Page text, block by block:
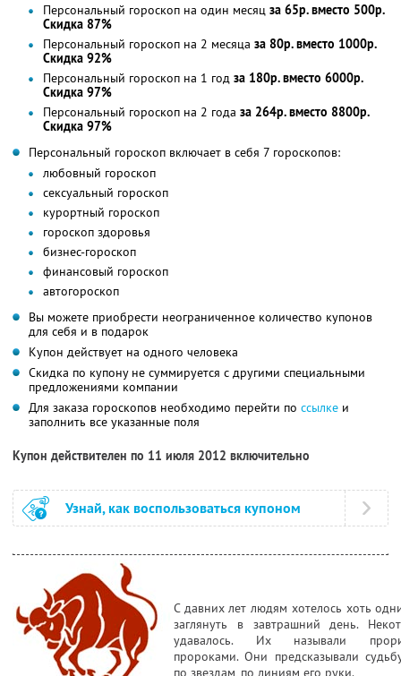
Персональный гороскоп на один месяц за 65р. вместо 500р.
Скидка 87%
Персональный гороскоп на 2 месяца за 80р. вместо 1000р.
Скидка 92%
Персональный гороскоп на 1 год за 180р. вместо 6000р.
Скидка 97%
Персональный гороскоп на 2 года за 264р. вместо 8800р.
Скидка 97%
Персональный гороскоп включает в себя 7 гороскопов:
любовный гороскоп
сексуальный гороскоп
курортный гороскоп
гороскоп здоровья
бизнес-гороскоп
финансовый гороскоп
автогороскоп
Вы можете приобрести неограниченное количество купонов
для себя и в подарок
Купон действует на одного человека
Скидка по купону не суммируется с другими специальными
предложениями компании
Для заказа гороскопов необходимо перейти по ссылке и
заполнить все указанные поля
Купон действителен по 11 июля 2012 включительно
Узнай, как воспользоваться купоном
С давних лет людям хотелось хоть
заглянуть в завтрашний день.
удавалось. Их называли
пророками. Они предсказывали
по звездам, по линиям его руки.